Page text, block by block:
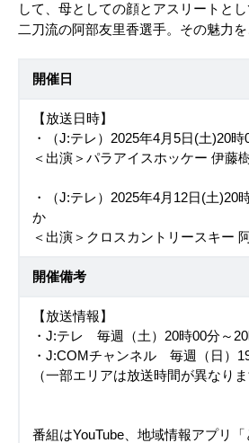
して、母としての顔とアスリートと
二刀流の阿部友里香選手。その魅力を
開催日
【放送日時】
・（J:テレ）2025年4月5日(土)20
＜出演＞パラアイスホッケー 伊藤
・（J:テレ）2025年4月12日(土)20
か
＜出演＞クロスカントリースキー
開催備考
【放送情報】
・J:テレ 毎週（土）20時00分～
・J:COMチャンネル 毎週（日）
（一部エリアは放送時間が異なりま
番組はYouTube、地域情報アプリ